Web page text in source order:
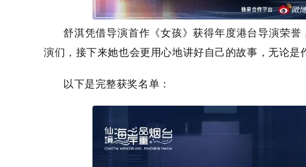
舒淇凭借导演首作《女孩》获得年度港台导演荣
演们，接下来她也会更用心地讲好自己的故事，无论是
以下是完整获奖名单：